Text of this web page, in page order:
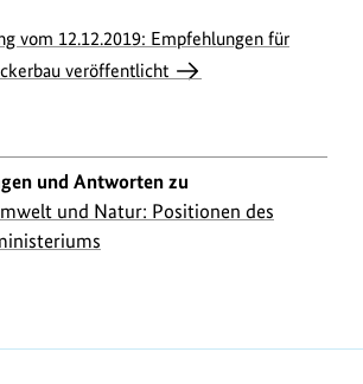
vom 12.12.2019: Empfehlungen für
veröffentlicht
und Antworten zu
und Natur: Positionen des